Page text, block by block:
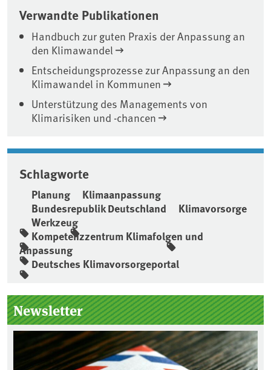
Verwandte Publikationen
Handbuch zur guten Praxis der Anpassung an
den Klimawandel
Entscheidungsprozesse zur Anpassung an den
Klimawandel in Kommunen
Unterstützung des Managements von
Klimarisiken und -chancen
Schlagworte
Planung
Klimaanpassung
Bundesrepublik Deutschland
Klimavorsorge
Werkzeug
Kompetenzzentrum Klimafolgen und
Anpassung
Deutsches Klimavorsorgeportal
Seitenleiste
Newsletter